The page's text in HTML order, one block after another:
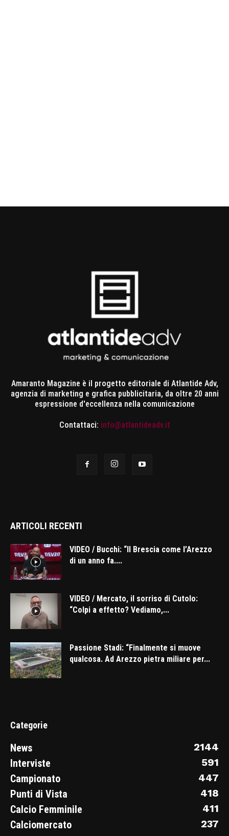
Amaranto Magazine è il progetto editoriale di Atlantide Adv,
agenzia di marketing e grafica pubblicitaria, da oltre 20 anni
espressione d'eccellenza nella comunicazione
Contattaci: info@atlantideadv.it
ARTICOLI RECENTI
VIDEO / Bucchi: “Il Brescia come l’Arezzo
di un anno fa....
VIDEO / Mercato, il sorriso di Cutolo:
“Colpi a effetto? Vediamo,...
Passione Stadi: “Finalmente si muove
qualcosa. Ad Arezzo pietra miliare per...
Categorie
News
2144
Interviste
591
Campionato
447
Punti di Vista
418
Calcio Femminile
411
Calciomercato
237